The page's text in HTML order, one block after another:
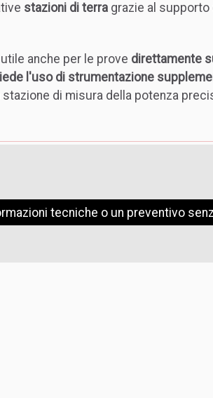
stazioni di terra grazie al supporto
anche per le prove direttamente
l'uso di strumentazione
di misura della potenza
tecniche o un preventivo